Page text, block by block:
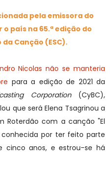
pela emissora do
país na 65.ª edição do
da Canção (ESC).
Nicolas não se manteria
para a edição de 2021 da
Corporation(CyBC),
que será Elena Tsagrinou a
Roterdão com a canção "El
conhecida por ter feito parte
cinco anos, e estrou-se há